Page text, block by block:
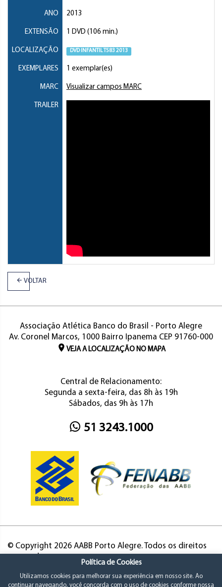
ANO 2013
EXTENSÃO 1 DVD (106 min.)
LOCALIZAÇÃO DVD INFANTIL T583 2013
EXEMPLARES 1 exemplar(es)
MARC Visualizar campos MARC
TRAILER
VOLTAR
Associação Atlética Banco do Brasil - Porto Alegre
Av. Coronel Marcos, 1000 Bairro Ipanema CEP 91760-000
VEJA A LOCALIZAÇÃO NO MAPA
Central de Relacionamento:
Segunda a sexta-feira, das 8h às 19h
Sábados, das 9h às 17h
51 3243.1000
© Copyright 2026 AABB Porto Alegre. Todos os direitos
Política de Cookies
Utilizamos cookies para melhorar sua experiência em nosso site. Ao
continuar navegando, você concorda com o uso de cookies conforme nossa